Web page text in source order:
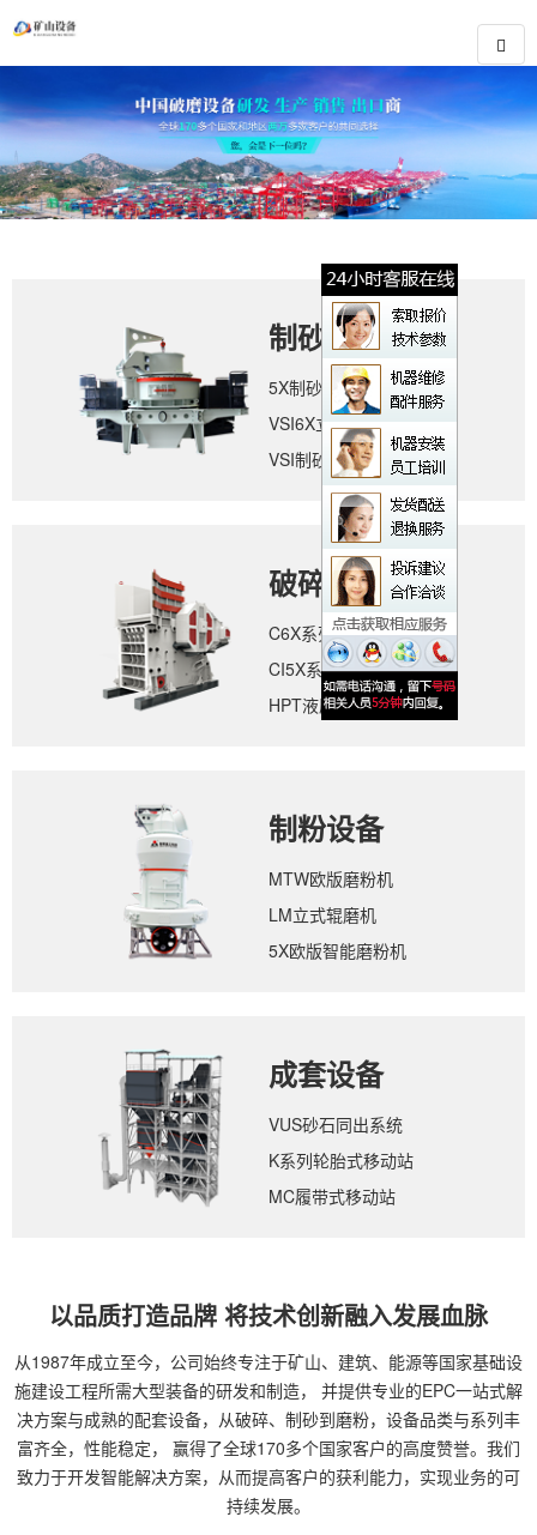
制砂设备
5X制砂机
VSI6X立轴冲击式破碎机
VSI制砂机
破碎设备
C6X系列颚式破碎机
CI5X系列反击式破碎机
HPT液压圆锥破碎机
制粉设备
MTW欧版磨粉机
LM立式辊磨机
5X欧版智能磨粉机
成套设备
VUS砂石同出系统
K系列轮胎式移动站
MC履带式移动站
以品质打造品牌 将技术创新融入发展血脉
从1987年成立至今，公司始终专注于矿山、建筑、能源等国家基础设
施建设工程所需大型装备的研发和制造，
并提供专业的EPC一站式解
决方案与成熟的配套设备，从破碎、制砂到磨粉，设备品类与系列丰
富齐全，性能稳定，
赢得了全球170多个国家客户的高度赞誉。我们
致力于开发智能解决方案，从而提高客户的获利能力，实现业务的可
持续发展。